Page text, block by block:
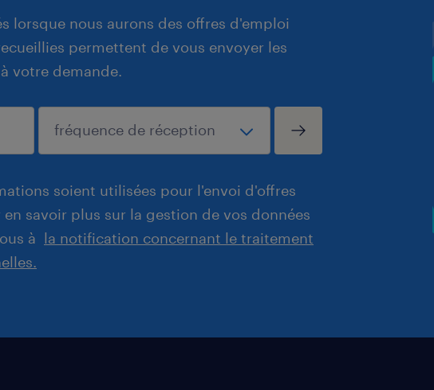
lorsque nous aurons des offres d'emploi
permettent de vous envoyer les
votre demande.
soient utilisées pour l'envoi d'offres
savoir plus sur la gestion de vos données
à la notification concernant le traitement